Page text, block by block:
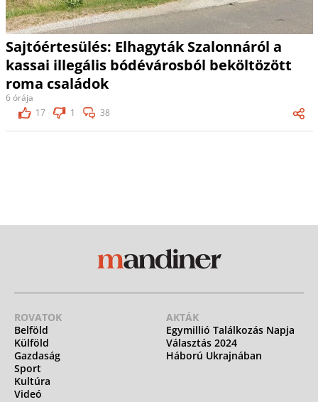
Sajtóértesülés: Elhagyták Szalonnáról a
kassai illegális bódévárosból beköltözött
roma családok
6 órája
17
1 38
ROVATOK
Belföld
Külföld
Gazdaság
Sport
Kultúra
Videó
AKTÁK
Egymillió Találkozás Napja
Választás 2024
Háború Ukrajnában